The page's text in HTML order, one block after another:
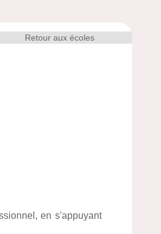
Retour aux écoles
en s'appuyant